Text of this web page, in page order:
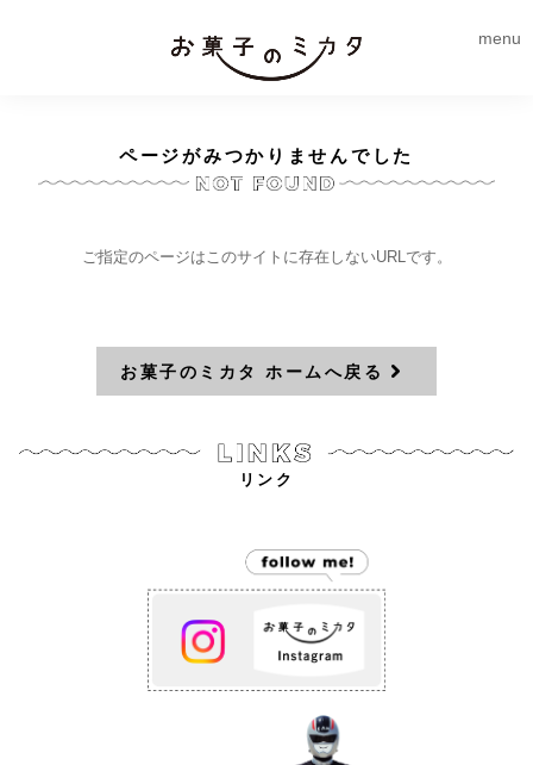
menu
ページがみつかりませんでした
ご指定のページはこのサイトに存在しないURLです。
お菓子のミカタ ホームへ戻る
リンク